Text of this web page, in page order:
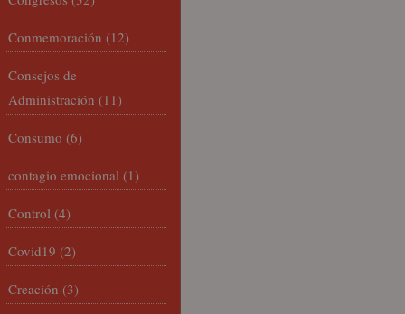
Conmemoración (12)
Consejos de
Administración (11)
Consumo (6)
contagio emocional (1)
Control (4)
Covid19 (2)
Creación (3)